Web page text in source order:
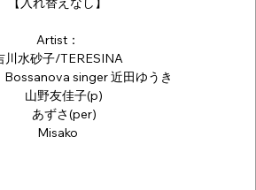
Artist：
川水砂子/TERESINA
singer 近田ゆうき
山野友佳子(p)
あずさ(per)
Misako